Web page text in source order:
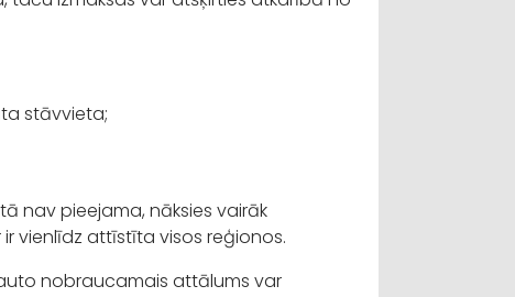
stāvvieta;
nav pieejama, nāksies vairāk
vienlīdz attīstīta visos reģionos.
nobraucamais attālums var